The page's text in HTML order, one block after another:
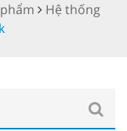
Hệ thống